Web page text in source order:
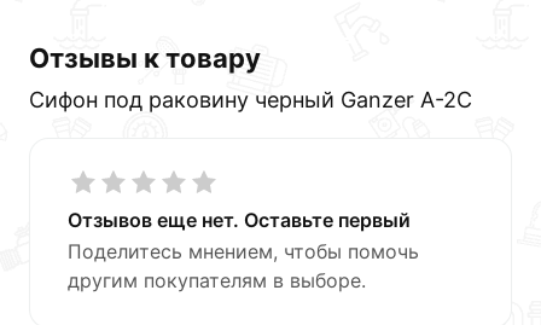
Отзывы к товару
Сифон под раковину черный Ganzer А-2C
Отзывов еще нет. Оставьте первый
Поделитесь мнением, чтобы помочь
другим покупателям в выборе.